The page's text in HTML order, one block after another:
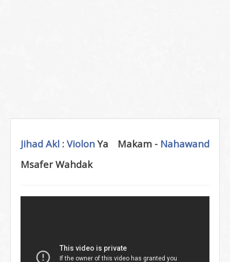
Jihad Akl : Makam - Nahawand
ViolonYa
Msafer Wahdak